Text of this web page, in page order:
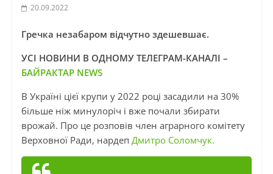
20.09.2022
Гречка незабаром відчутно здешевшає.
УСІ НОВИНИ В ОДНОМУ ТЕЛЕГРАМ-КАНАЛІ –
БАЙРАКТАР NEWS
В Україні цієї крупи у 2022 році засадили на 30%
більше ніж минулоріч і вже почали збирати
врожай. Про це розповів член аграрного комітету
Верховної Ради, нардеп Дмитро Соломчук.